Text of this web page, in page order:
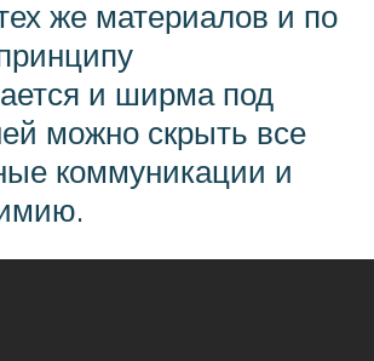
же материалов и по
и ширма под
можно скрыть все
коммуникации и